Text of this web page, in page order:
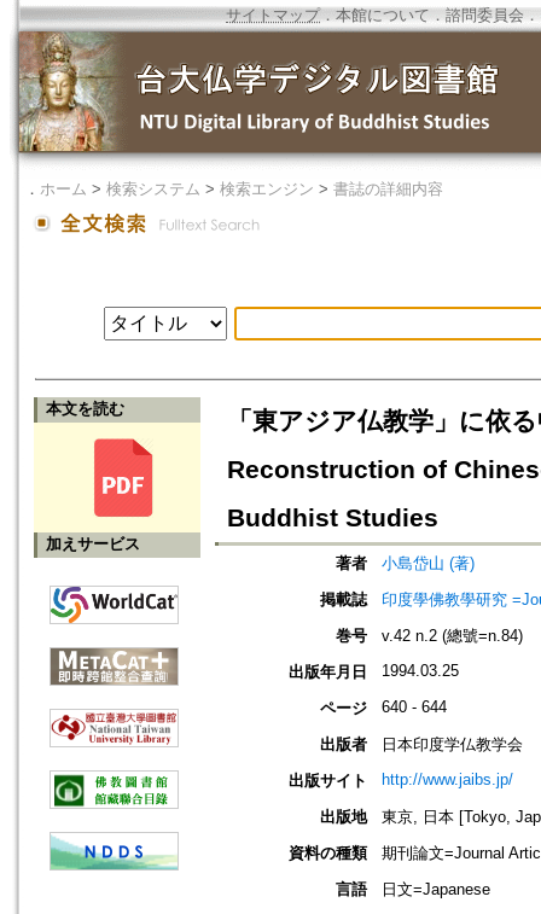
サイトマップ．本館について ． 諮問委員会 ．
． ホーム > 検索システム > 検索エンジン > 書誌の詳細内容
本文を読む
加えサービス
「東アジア仏教学」に依
Reconstruction of
Buddhist Studies
著者
小島岱山 (著)
掲載誌
印度學佛教學研究
巻号
v.42 n.2 (總號=n.84)
出版年月日
1994.03.25
ページ 640 - 644
出版者
日本印度学仏教学会
出版サイト
http://www.jaibs.jp/
出版地
東京, 日本 [Tokyo,
資料の種類
期刊論文=Journal
言語
日文=Japanese